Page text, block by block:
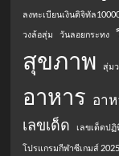
ลงทะเบียนเงินดิจิทัล
วงล้อสุ่ม
วันลอยกระทง
สุขภาพ สุ่ม
อาหาร อา
เลขเด็ด เลขเด็ดป
โปรแกรมกีฬาซีเกมส์